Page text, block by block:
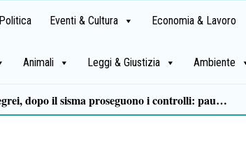
Politica Eventi & Cultura Economia & Lavoro
Animali Leggi & Giustizia Ambiente
13:32